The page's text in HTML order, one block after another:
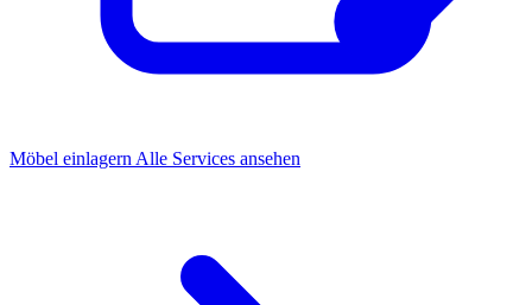
Möbel einlagern Alle Services ansehen